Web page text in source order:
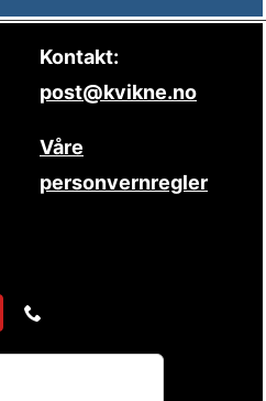
Kontakt:
post@kvikne.no
Våre
personvernregler